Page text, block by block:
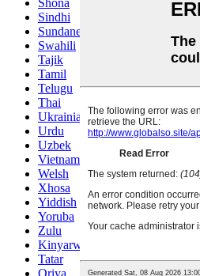
Sindhi
Sundanese
Swahili
Tajik
Tamil
Telugu
Thai
Ukrainian
Urdu
Uzbek
Vietnamese
Welsh
Xhosa
Yiddish
Yoruba
Zulu
Kinyarwanda
Tatar
Oriya